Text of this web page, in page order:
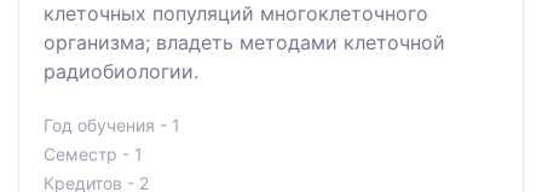
клеточных популяций многоклеточного
организма; владеть методами клеточной
радиобиологии.
Год обучения - 1
Семестр - 1
Кредитов - 2